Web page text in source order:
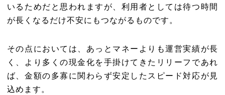
いるためだと思われますが、利用者としては待つ時間
が長くなるだけ不安にもつながるものです。
その点においては、あっとマネーよりも運営実績が長
く、より多くの現金化を手掛けてきたリリーフであれ
ば、金額の多寡に関わらず安定したスピード対応が見
込めます。